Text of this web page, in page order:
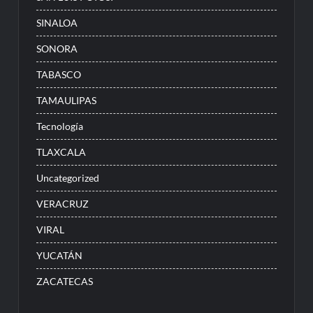
SINALOA
SONORA
TABASCO
TAMAULIPAS
Tecnología
TLAXCALA
Uncategorized
VERACRUZ
VIRAL
YUCATÁN
ZACATECAS